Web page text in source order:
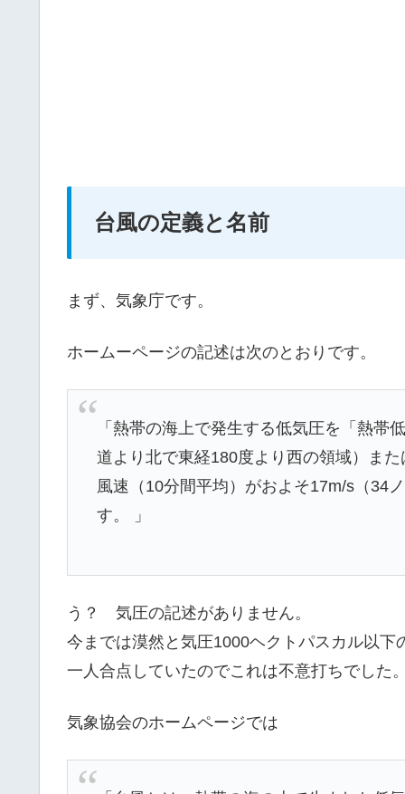
台風の定義と名前
まず、気象庁です。
ホームーページの記述は次のとおりです。
「熱帯の海上で発生する低気圧を「熱帯
道より北で東経180度より西の領域）ま
風速（10分間平均）がおよそ17m/s（34
す。 」
う？ 気圧の記述がありません。
今までは漠然と気圧1000ヘクトパスカル以下
一人合点していたのでこれは不意打ちでした
気象協会のホームページでは